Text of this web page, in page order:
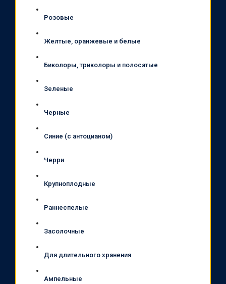
Розовые
Желтые, оранжевые и белые
Биколоры, триколоры и полосатые
Зеленые
Черные
Синие (с антоцианом)
Черри
Крупноплодные
Раннеспелые
Засолочные
Для длительного хранения
Ампельные